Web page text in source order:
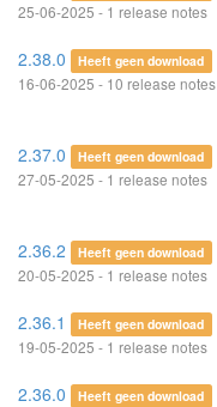
25-06-2025 - 1 release notes
2.38.0 Heeft geen download
16-06-2025 - 10 release notes
2.37.0 Heeft geen download
27-05-2025 - 1 release notes
2.36.2 Heeft geen download
20-05-2025 - 1 release notes
2.36.1 Heeft geen download
19-05-2025 - 1 release notes
2.36.0 Heeft geen download